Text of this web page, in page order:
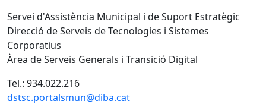
Servei d'Assistència Municipal i de Suport Estratègic
Direcció de Serveis de Tecnologies i Sistemes
Corporatius
Àrea de Serveis Generals i Transició Digital
Tel.: 934.022.216
dstsc.portalsmun@diba.cat